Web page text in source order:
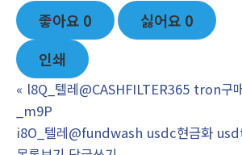
좋아요 0 싫어요 0
인쇄
« l8Q_텔레@CASHFILTER365 tron구
_m9P
i8O_텔레@fundwash usdc현금화